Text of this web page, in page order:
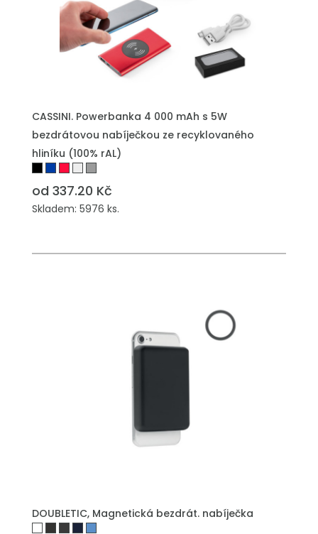
CASSINI. Powerbanka 4 000 mAh s 5W
bezdrátovou nabíječkou ze recyklovaného
hliníku (100% rAL)
od 337.20 Kč
Skladem: 5976 ks.
DOUBLETIC, Magnetická bezdrát. nabíječka